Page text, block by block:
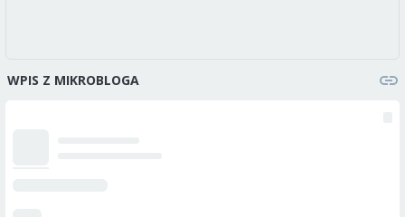
WPIS Z MIKROBLOGA